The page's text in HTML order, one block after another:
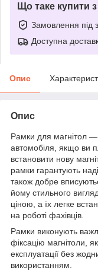
Що таке купити
Замовлення під
Доступна
Опис
Опис
Рамки для магнітол
автомобіля, якщо ви
встановити нову
рамки гарантують
також добре
йому стильного
ціною, а їх легке
на роботі фахівців.
Рамки виконують
фіксацію магнітоли,
експлуатації без
використанням.